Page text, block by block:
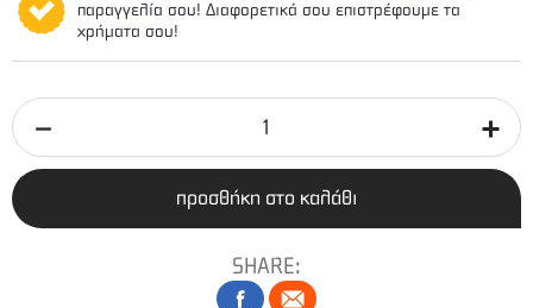
παραγγελία σου! Διαφορετικά σου επιστρέφουμε τα
χρήματα σου!
προσθήκη στο καλάθι
SHARE: